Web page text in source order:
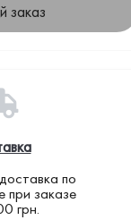
заказ
по
при заказе
грн.